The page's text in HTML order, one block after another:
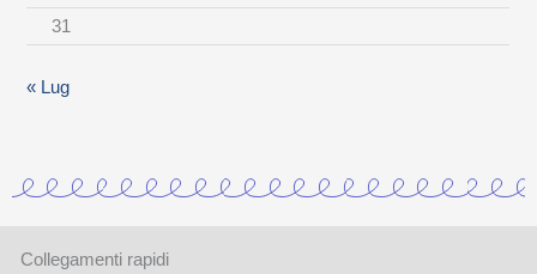
i
31
« Lug
Collegamenti rapidi